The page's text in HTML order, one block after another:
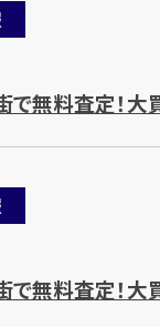
で無料査定！大
で無料査定！大